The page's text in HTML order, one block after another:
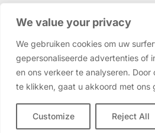
We value your privacy
We gebruiken cookies om uw
gepersonaliseerde advertenties of
en ons verkeer te analyseren. Door
te klikken, gaat u akkoord met ons
Customize Reject All
Tielweg 3, 2803
0182 - 715
Underdogs
Industriestraat 3,